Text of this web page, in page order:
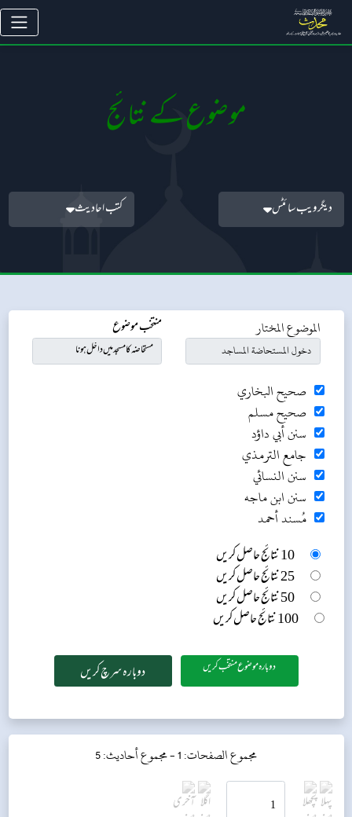
موضوع کے نتائج
دیگر ویب سائٹس کتب احادیث
الموضوع المختار منتخب موضوع
صحيح البخاري
صحيح مسلم
سنن أبي داؤد
جامع الترمذي
سنن النسائي
سنن ابن ماجه
مُسند أحمد
10 نتائج حاصل کریں
25 نتائج حاصل کریں
50 نتائج حاصل کریں
100 نتائج حاصل کریں
دوبارہ موضوع منتخب کریں
مجموع الصفحات: 1 - مجموع أحاديث: 5